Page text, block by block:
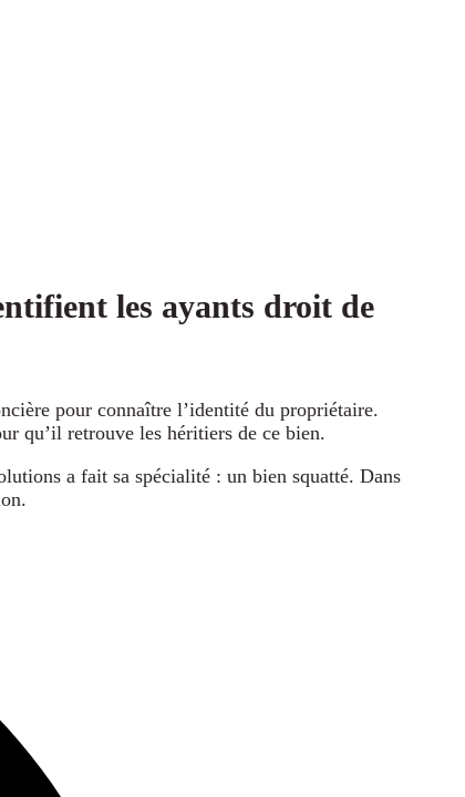
les ayants droit de
pour connaître l’identité du propriétaire.
qu’il retrouve les héritiers de ce bien.
a fait sa spécialité : un bien squatté. Dans